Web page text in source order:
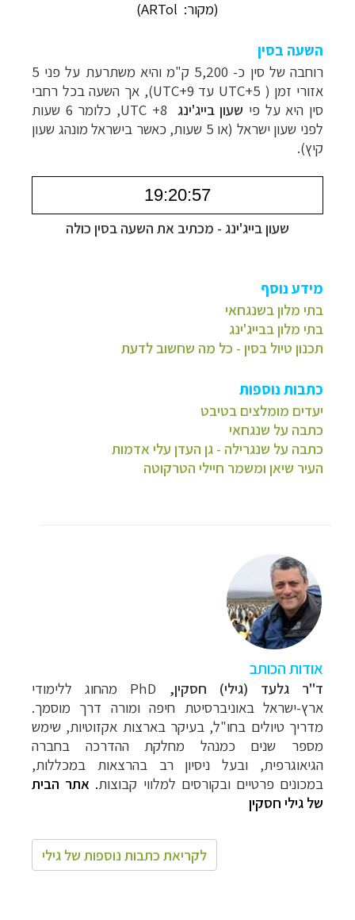
(מקור:
השעה בסין
רוחבה של סין כ- 5,200 ק"מ והיא משתרעת על פני 5
אזורי זמן ( UTC+5 עד UTC+9), אך השעה בכל רחבי
סין היא על פי שעון בייג'ינג
UTC +8, כלומר 6 שעות
לפני שעון ישראל (או 5 שעות, כאשר בישראל מונהג שעון
קיץ).
שעון בייג'ינג - מכתיב את השעה בסין כולה
מידע נוסף
בתי מלון בשנגחאי
בתי מלון בבייג'ינג
תכנון טיול בסין - כל מה שחשוב לדעת
כתבות נוספות
יעדים מומלצים בטיבט
כתבה על שנגחאי
כתבה על שנגרילה - גן העדן עלי אדמות
העיר שיאן ומשמר חיילי הטרקוטה
אודות הכותב
ד"ר גלעד (גילי) חסקין,
PhD מהחוג ללימודי
ארץ-ישראל באוניברסיטת חיפה ומורה דרך מוסמך.
מדריך טיולים בחו"ל, בעיקר בארצות אקזוטיות, שימש
מספר שנים כמנהל מחלקת ההדרכה בחברה
הגיאוגרפית, ובעל ניסיון רב בהרצאות במכללות,
במכונים פרטיים ובקורסים למלווי קבוצות. אתר הבית
של גילי חסקין
לקריאת כתבות נוספות של גילי